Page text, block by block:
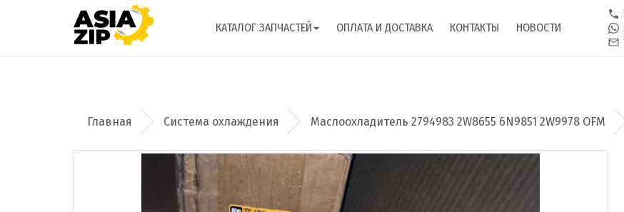
КАТАЛОГ ЗАПЧАСТЕЙ ОПЛАТА И ДОСТАВКА КОНТАКТЫ НОВОСТИ
Система охлаждения Маслоохладитель 2794983 2W8655 6N9851 2W9978 OFM